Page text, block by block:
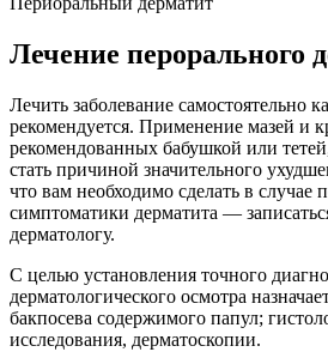
Лечение перорального
Лечить заболевание самостоятельно
рекомендуется. Применение мазей и
рекомендованных бабушкой или
стать причиной значительного
что вам необходимо сделать в случае
симптоматики дерматита —
дерматологу.
С целью установления точного
дерматологического осмотра
бакпосева содержимого папул;
исследования, дерматоскопии.